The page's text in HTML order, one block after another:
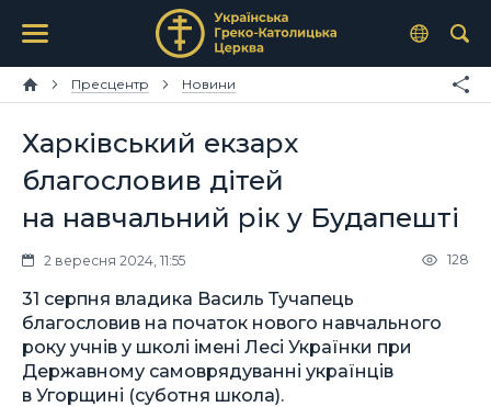
Пресцентр Новини
Харківський екзарх
благословив дітей
на навчальний рік у Будапешті
2 вересня 2024, 11:55 128
31 серпня владика Василь Тучапець
благословив на початок нового навчального
року учнів у школі імені Лесі Українки при
Державному самоврядуванні українців
в Угорщині (суботня школа).